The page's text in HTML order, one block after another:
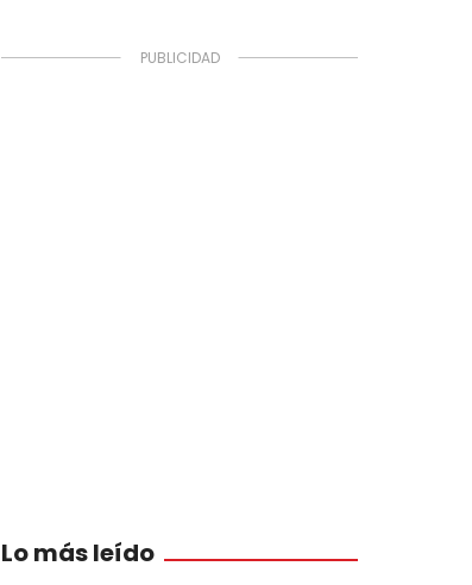
Lo más leído